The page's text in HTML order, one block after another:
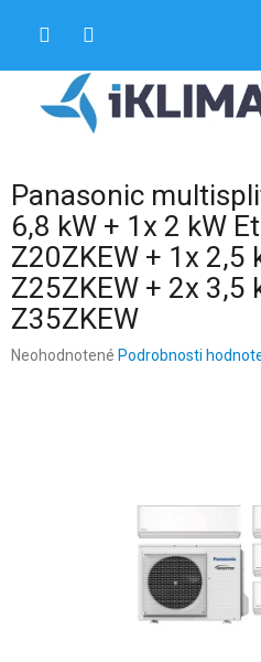
Panasonic
6,8 kW + 1x 2 kW
Z20ZKEW + 1x 2,5
Z25ZKEW + 2x 3,5
Z35ZKEW
Priemerné
Neohodnotené Podrobnosti